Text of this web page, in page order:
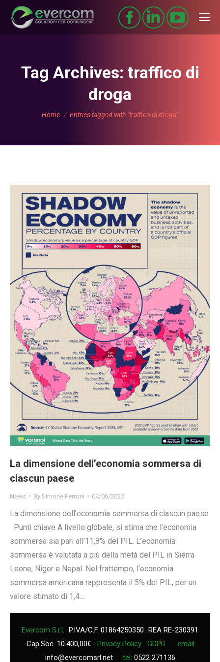
Tag Archives: traffico di
droga
You are here:
Home Entries tagged with "traffico di droga"
La dimensione dell’economia sommersa di
ciascun paese
News By Simone Ferroni 04/06/2025
La dimensione dell’economia sommersa di ciascun paese
Punti chiave A livello globale, si stima che l’economia
sommersa sia pari all’11,8% del PIL. L’economia
sommersa è valutata a più della metà del PIL in Sierra
Leone, Niger e Nepal. Nel frattempo, l’economia
sommersa americana rappresenta il 5% del PIL, per un
valore stimato di 1,4…
Evercom S.r.l. P.IVA/C.F. 01864250350 REA RE-230391
Cap.Soc. 10.400,00€
Privacy Policy GDPR
email:
info@evercomsrl.net
tel: 0522 271136